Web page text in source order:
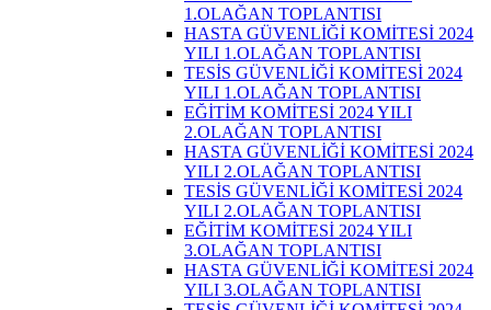
1.OLAĞAN TOPLANTISI
HASTA GÜVENLİĞİ KOMİTESİ 2024
YILI 1.OLAĞAN TOPLANTISI
TESİS GÜVENLİĞİ KOMİTESİ 2024
YILI 1.OLAĞAN TOPLANTISI
EĞİTİM KOMİTESİ 2024 YILI
2.OLAĞAN TOPLANTISI
HASTA GÜVENLİĞİ KOMİTESİ 2024
YILI 2.OLAĞAN TOPLANTISI
TESİS GÜVENLİĞİ KOMİTESİ 2024
YILI 2.OLAĞAN TOPLANTISI
EĞİTİM KOMİTESİ 2024 YILI
3.OLAĞAN TOPLANTISI
HASTA GÜVENLİĞİ KOMİTESİ 2024
YILI 3.OLAĞAN TOPLANTISI